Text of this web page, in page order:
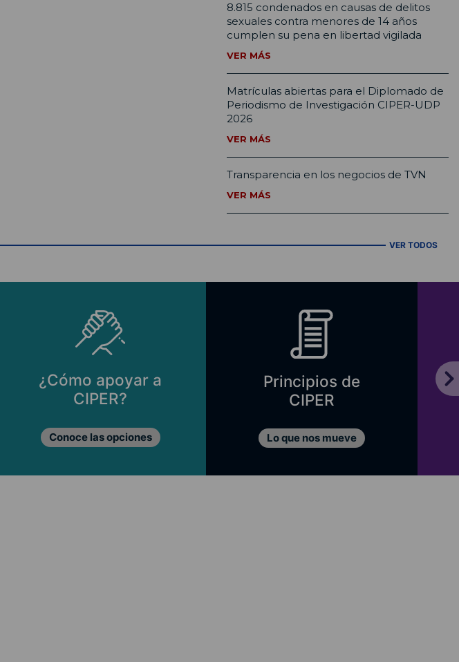
8.815 condenados en causas de delitos
sexuales contra menores de 14 años
cumplen su pena en libertad vigilada
VER MÁS
Matrículas abiertas para el Diplomado de
Periodismo de Investigación CIPER-UDP
2026
VER MÁS
Transparencia en los negocios de TVN
VER MÁS
VER TODOS
¿Cómo apoyar a
CIPER?
Conoce las opciones
Principios de
CIPER
Lo que nos mueve